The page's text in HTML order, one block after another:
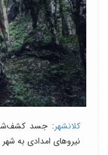
کلانشهر: جسد کشف‌شده
نیروهای امدادی به